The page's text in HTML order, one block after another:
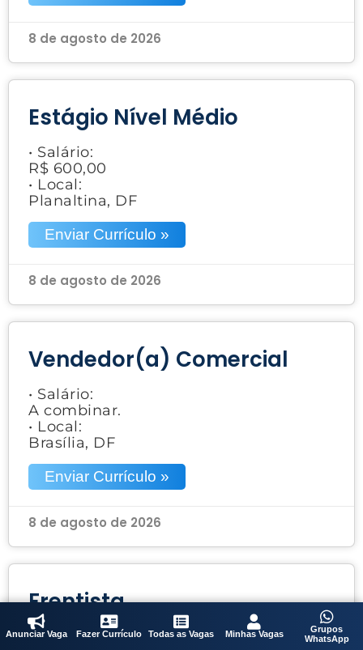
8 de agosto de 2026
Estágio Nível Médio
• Salário:
R$ 600,00
• Local:
Planaltina, DF
Enviar Currículo »
8 de agosto de 2026
Vendedor(a) Comercial
• Salário:
A combinar.
• Local:
Brasília, DF
Enviar Currículo »
8 de agosto de 2026
Frentista
• Salário:
Anunciar Vaga Fazer Currículo Todas as Vagas Minhas Vagas
Grupos
WhatsApp